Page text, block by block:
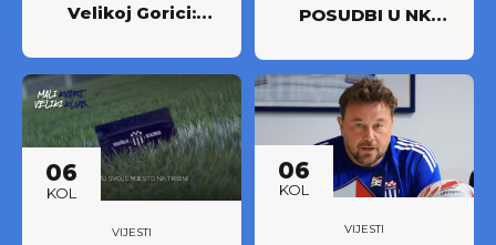
Velikoj Gorici:
POSUDBI U NK
06
KOL
VIJESTI
06
KOL
VIJESTI